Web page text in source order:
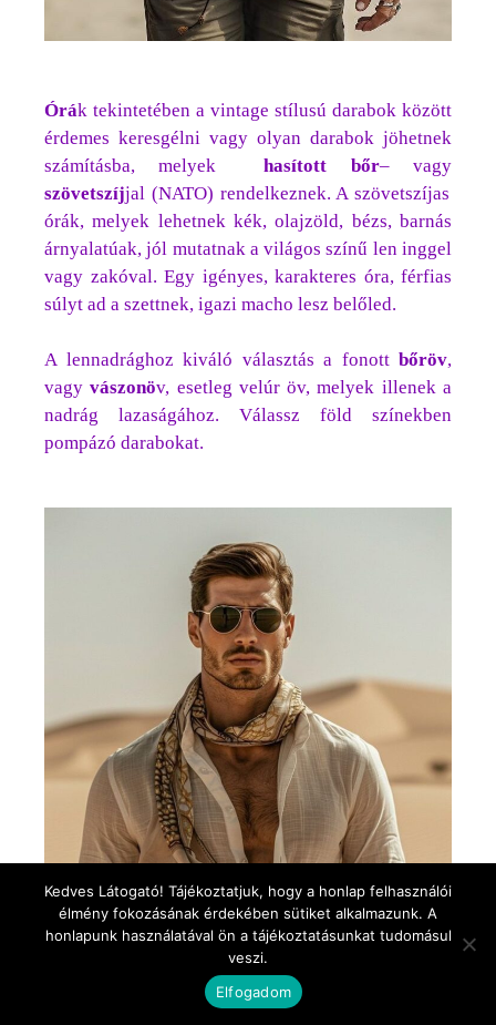
Órák tekintetében a vintage stílusú darabok között
érdemes keresgélni vagy olyan darabok jöhetnek
számításba, melyek
hasított bőr– vagy
szövetszíjjal (NATO) rendelkeznek. A szövetszíjas
órák, melyek lehetnek kék, olajzöld, bézs, barnás
árnyalatúak, jól mutatnak a világos színű len inggel
vagy zakóval. Egy igényes, karakteres óra, férfias
súlyt ad a szettnek, igazi macho lesz belőled.
A lennadrághoz kiváló választás a fonott bőröv,
vagyvászonöv, esetleg velúr öv, melyek illenek a
nadrág lazaságához. Válassz föld színekben
pompázó darabokat.
Kedves Látogató! Tájékoztatjuk, hogy a honlap felhasználói
élmény fokozásának érdekében sütiket alkalmazunk. A
honlapunk használatával ön a tájékoztatásunkat tudomásul
veszi.
Elfogadom